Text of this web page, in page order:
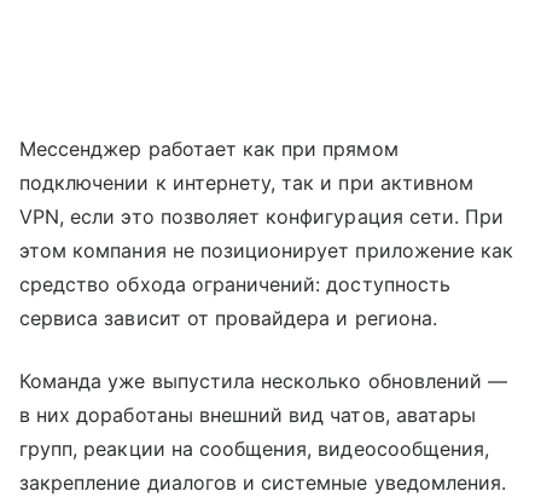
Мессенджер работает как при прямом
подключении к интернету, так и при активном
VPN, если это позволяет конфигурация сети. При
этом компания не позиционирует приложение как
средство обхода ограничений: доступность
сервиса зависит от провайдера и региона.
Команда уже выпустила несколько обновлений —
в них доработаны внешний вид чатов, аватары
групп, реакции на сообщения, видеосообщения,
закрепление диалогов и системные уведомления.